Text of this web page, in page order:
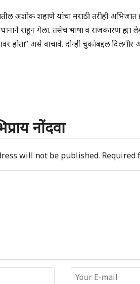
अशोक शहाणे यांचा मराठी तरीही अभिजात
राहून गेला. तसेच भाषा व राजकारण ह्या
होता” असे वाचावे. दोन्ही चुकांबद्दल दिलगीर
नोंदवा
will not be published. Required